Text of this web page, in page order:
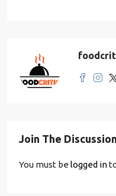
Join The Discussion
You must be logged in